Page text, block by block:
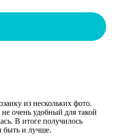
из нескольких фото.
очень удобный для такой
В итоге получилось
быть и лучше.